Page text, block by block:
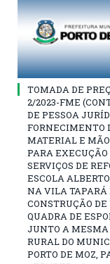
TOMADA DE
2/2023-FME
DE PESSOA
FORNECIMENTO
MATERIAL E
PARA EXECUÇÃO
SERVIÇOS DE
ESCOLA
NA VILA TAPARÁ
CONSTRUÇÃO
QUADRA DE
JUNTO A
RURAL DO
PORTO DE MOZ,